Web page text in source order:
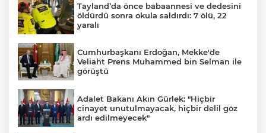
Tayland’da önce babaannesi ve dedesini
öldürdü sonra okula saldırdı: 7 ölü, 22
yaralı
Cumhurbaşkanı Erdoğan, Mekke'de
Veliaht Prens Muhammed bin Selman ile
görüştü
Adalet Bakanı Akın Gürlek: "Hiçbir
cinayet unutulmayacak, hiçbir delil göz
ardı edilmeyecek"